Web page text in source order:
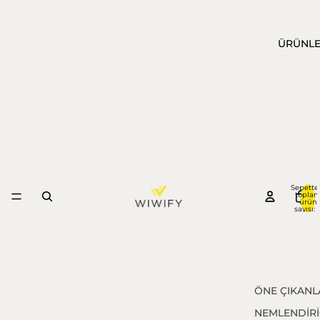
ÖNE
ürün
sayısı: